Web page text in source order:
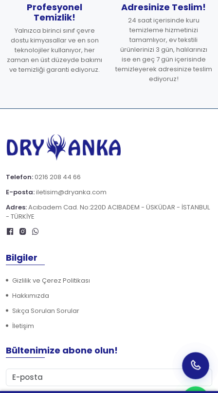
Profesyonel
Temizlik!
Yalnızca birinci sınıf çevre
dostu kimyasallar ve en son
teknolojiler kullanıyor, her
zaman en üst düzeyde bakımı
ve temizliği garanti ediyoruz.
Adresinize Teslim!
24 saat içerisinde kuru
temizleme hizmetinizi
tamamlıyor, ev tekstili
ürünlerinizi 3 gün, halılarınızı
ise en geç 7 gün içerisinde
temizleyerek adresinize teslim
ediyoruz!
Telefon:0216 208 44 66
E-posta:iletisim@dryanka.com
Adres:Acıbadem Cad. No:220D ACIBADEM - ÜSKÜDAR - İSTANBUL
- TÜRKİYE
Bilgiler
Gizlilik ve Çerez Politikası
Hakkımızda
Sıkça Sorulan Sorular
İletişim
Bültenimize abone olun!